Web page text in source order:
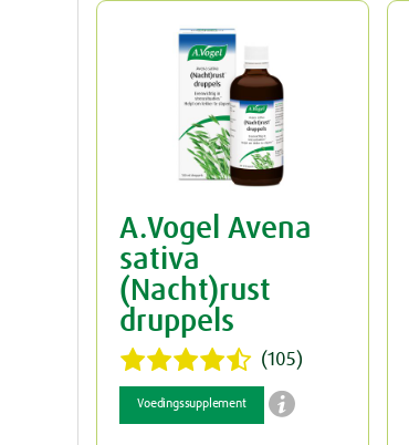
Rust & Slaap
Rust & Ontspanning
Slaap
Spieren & Gewrichten
Botten & Gewrichten
Spieren
Spijsvertering
Overig
Arnica D6
Pollinosan
Prostaforce
A.Vogel Avena
sativa
(Nacht)rust
druppels
(105)
Voedingssupplement 